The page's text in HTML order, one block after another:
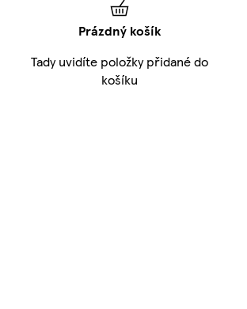
Prázdný košík
Tady uvidíte položky přidané do
košíku